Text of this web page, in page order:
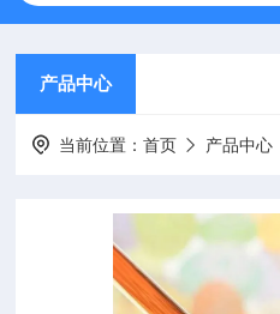
产品中心
当前位置：首页 产品中心